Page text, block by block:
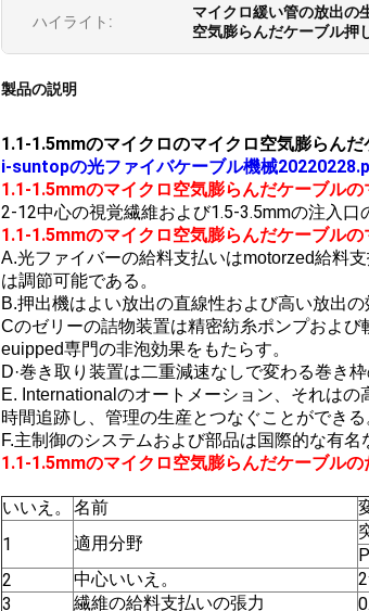
ハイライト:
マイクロ緩い管の放出の
空気膨らんだケーブル押
製品の説明
1.1-1.5mmのマイクロのマイクロ空気膨らん
i-suntopの光ファイバケーブル機械
1.1-1.5mmのマイクロ空気膨らんだケーブル
2-12中心の視覚繊維および1.5-3.5mmの注入口
1.1-1.5mmのマイクロ空気膨らんだケーブル
A.光ファイバーの給料支払いはmotorzed給料
は調節可能である。
B.押出機はよい放出の直線性および高い放出
Cのゼリーの詰物装置は精密紡糸ポンプおよ
euipped専門の非泡効果をもたらす。
D·巻き取り装置は二重減速なしで変わる巻き
E. Internationalのオートメーション、それは
時間追跡し、管理の生産とつなぐことができる
F.主制御のシステムおよび部品は国際的な有
1.1-1.5mmのマイクロ空気膨らんだケーブル
いいえ。 名前
1
適用分野
2
中心いいえ。
3
繊維の給料支払いの張力